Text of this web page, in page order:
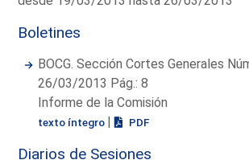
Boletines
BOCG. Sección Cortes Generales
26/03/2013 Pág.: 8
Informe de la Comisión
texto íntegro | PDF
Diarios de Sesiones